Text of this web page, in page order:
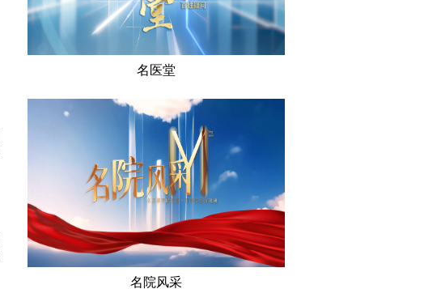
名医堂
名院风采